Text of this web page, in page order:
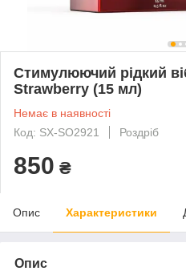
Стимулюючий рідкий
Strawberry (15 мл)
Немає в наявності
Код: SX-SO2921
Роздріб
850 ₴
Опис Характеристики
Опис